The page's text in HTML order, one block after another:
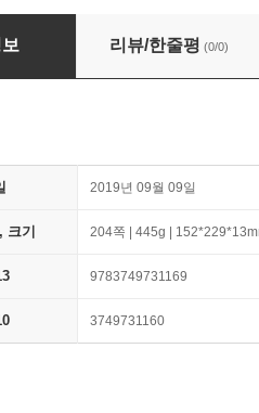
klar sehen: Sieben
리뷰/한줄평 (0/0)
2019년 09월 09일
크기 204쪽 | 445g |
9783749731169
3749731160